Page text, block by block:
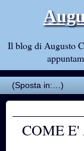
Il blog di Augusto
COME